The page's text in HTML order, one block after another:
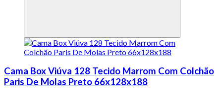
Cama Box Viúva 128 Tecido Marrom Com Colchão
Paris De Molas Preto 66x128x188